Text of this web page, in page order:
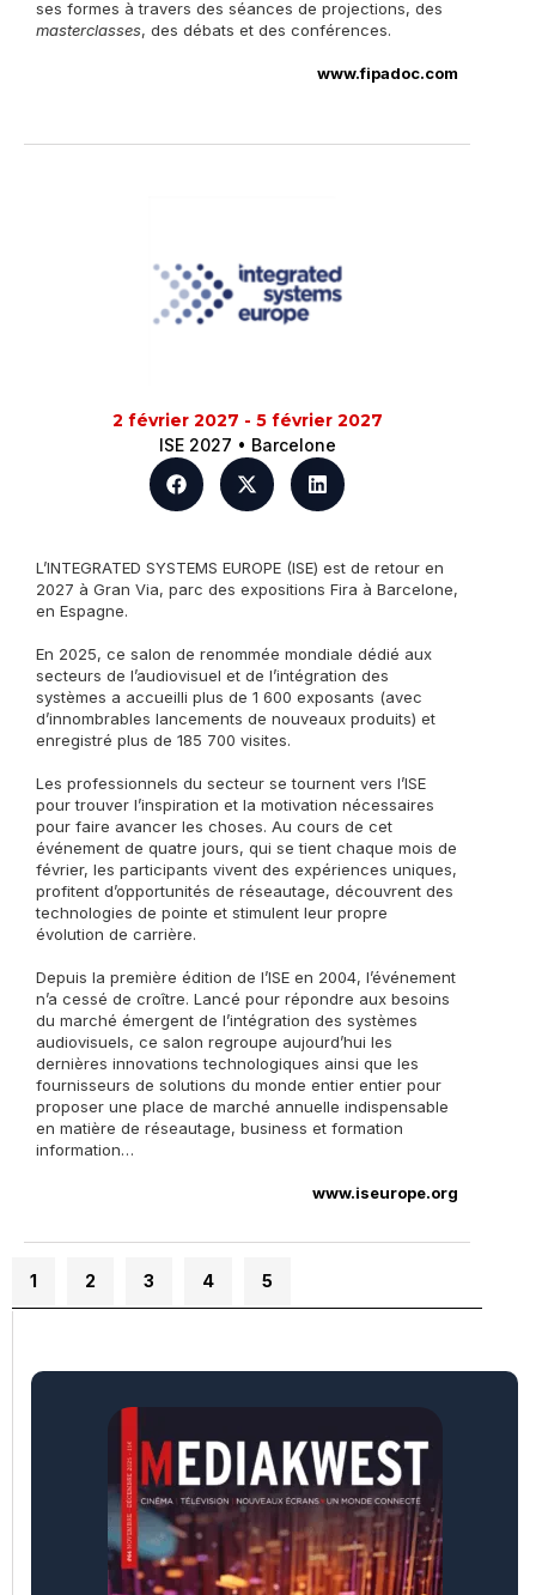
ses formes à travers des séances de projections, des
masterclasses, des débats et des conférences.
www.fipadoc.com
2 février 2027 - 5 février 2027
ISE 2027 • Barcelone
L’INTEGRATED SYSTEMS EUROPE (ISE) est de retour en
2027 à Gran Via, parc des expositions Fira à Barcelone,
en Espagne.
En 2025, ce salon de renommée mondiale dédié aux
secteurs de l’audiovisuel et de l’intégration des
systèmes a accueilli plus de 1 600 exposants (avec
d’innombrables lancements de nouveaux produits) et
enregistré plus de 185 700 visites.
Les professionnels du secteur se tournent vers l’ISE
pour trouver l’inspiration et la motivation nécessaires
pour faire avancer les choses. Au cours de cet
événement de quatre jours, qui se tient chaque mois de
février, les participants vivent des expériences uniques,
profitent d’opportunités de réseautage, découvrent des
technologies de pointe et stimulent leur propre
évolution de carrière.
Depuis la première édition de l’ISE en 2004, l’événement
n’a cessé de croître. Lancé pour répondre aux besoins
du marché émergent de l’intégration des systèmes
audiovisuels, ce salon regroupe aujourd’hui les
dernières innovations technologiques ainsi que les
fournisseurs de solutions du monde entier entier pour
proposer une place de marché annuelle indispensable
en matière de réseautage, business et formation
information…
www.iseurope.org
1 2 3 4 5